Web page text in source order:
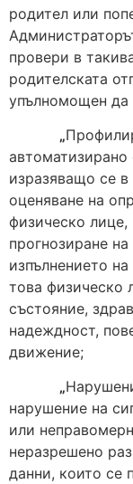
родител или
провери в
родителската
упълномощен да
„
автоматизирано
изразяващо се в
оценяване на
физическо лице,
прогнозиране
изпълнението
това физическо
състояние,
надеждност,
движение;
„
нарушение на
или
неразрешено
данни, които се